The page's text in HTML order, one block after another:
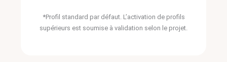
*Profil standard par défaut. L’activation de profils
supérieurs est soumise à validation selon le projet.